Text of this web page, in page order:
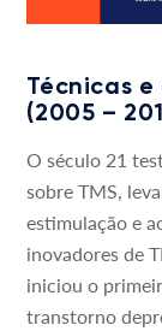
Técnicas
(2005 –
O século 21
sobre TMS,
estimulação e
inovadores de
iniciou o
transtorno